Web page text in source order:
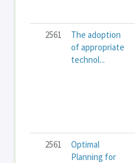
2561
The adoption
of appropriate
technol...
2561
Optimal
Planning for